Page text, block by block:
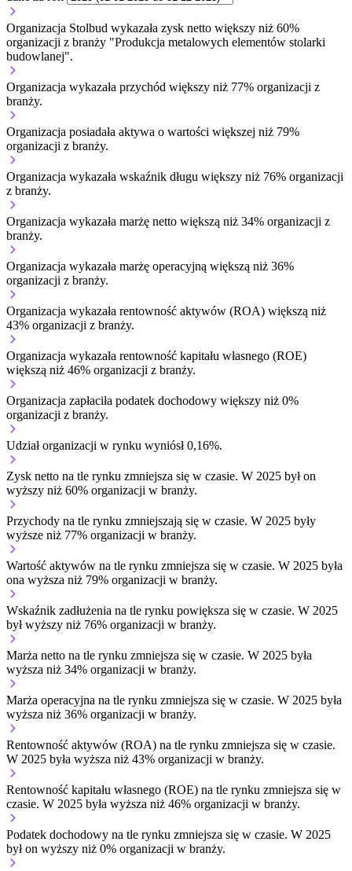
Organizacja Stolbud wykazała zysk netto większy niż 60%
organizacji z branży "Produkcja metalowych elementów stolarki
budowlanej".
Organizacja wykazała przychód większy niż 77% organizacji z
branży.
Organizacja posiadała aktywa o wartości większej niż 79%
organizacji z branży.
Organizacja wykazała wskaźnik długu większy niż 76% organizacji
z branży.
Organizacja wykazała marżę netto większą niż 34% organizacji z
branży.
Organizacja wykazała marżę operacyjną większą niż 36%
organizacji z branży.
Organizacja wykazała rentowność aktywów (ROA) większą niż
43% organizacji z branży.
Organizacja wykazała rentowność kapitału własnego (ROE)
większą niż 46% organizacji z branży.
Organizacja zapłaciła podatek dochodowy większy niż 0%
organizacji z branży.
Udział organizacji w rynku wyniósł 0,16%.
Zysk netto na tle rynku zmniejsza się w czasie. W 2025 był on
wyższy niż 60% organizacji w branży.
Przychody na tle rynku zmniejszają się w czasie. W 2025 były
wyższe niż 77% organizacji w branży.
Wartość aktywów na tle rynku zmniejsza się w czasie. W 2025 była
ona wyższa niż 79% organizacji w branży.
Wskaźnik zadłużenia na tle rynku powiększa się w czasie. W 2025
był wyższy niż 76% organizacji w branży.
Marża netto na tle rynku zmniejsza się w czasie. W 2025 była
wyższa niż 34% organizacji w branży.
Marża operacyjna na tle rynku zmniejsza się w czasie. W 2025 była
wyższa niż 36% organizacji w branży.
Rentowność aktywów (ROA) na tle rynku zmniejsza się w czasie.
W 2025 była wyższa niż 43% organizacji w branży.
Rentowność kapitału własnego (ROE) na tle rynku zmniejsza się w
czasie. W 2025 była wyższa niż 46% organizacji w branży.
Podatek dochodowy na tle rynku zmniejsza się w czasie. W 2025
był on wyższy niż 0% organizacji w branży.